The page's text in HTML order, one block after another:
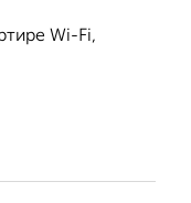
Wi-Fi,